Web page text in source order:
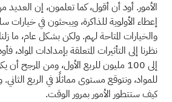
الأمور. أود أن أقول، كما تعلمون، إن
إعطاء الأولوية للذاكرة، ويبحثون في خيارات
والخيارات المتاحة لهم. ولكن بشكل عام، ما
إلى 100 مليون للربع الأول، ومن
للمواد، ونتوقع مستوى مماثلًا في الربع
كيف ستتطور الأمور بمرور الوقت.